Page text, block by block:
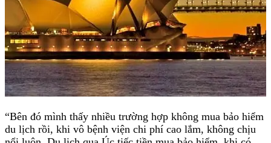
“Bên đó mình thấy nhiều trường hợp không mua bảo hiểm
du lịch rồi, khi vô bệnh viện chi phí cao lắm, không chịu